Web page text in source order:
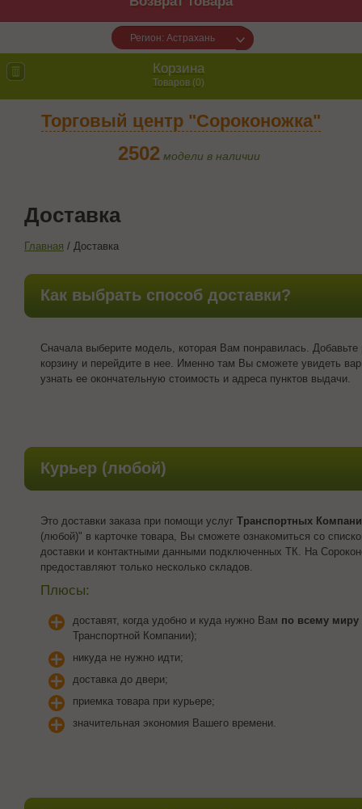
Регион: Астрахань
Корзина
Товаров (0)
Торговый центр "Сороконожка"
2502 модели в наличии
Доставка
Главная / Доставка
Как выбрать способ доставки?
Сначала выберите модель, которая Вам понравилась. Добавьте
корзину и перейдите в нее. Именно там Вы сможете увидеть
узнать ее окончательную стоимость и адреса пунктов выдачи.
Курьер (любой)
Это доставки заказа при помощи услуг Транспортных
(любой)" в карточке товара, Вы сможете ознакомиться со
доставки и контактными данными подключенных ТК. На
предоставляют только несколько складов.
Плюсы:
доставят, когда удобно и куда нужно Вам по всему миру
Транспортной Компании);
никуда не нужно идти;
доставка до двери;
приемка товара при курьере;
значительная экономия Вашего времени.